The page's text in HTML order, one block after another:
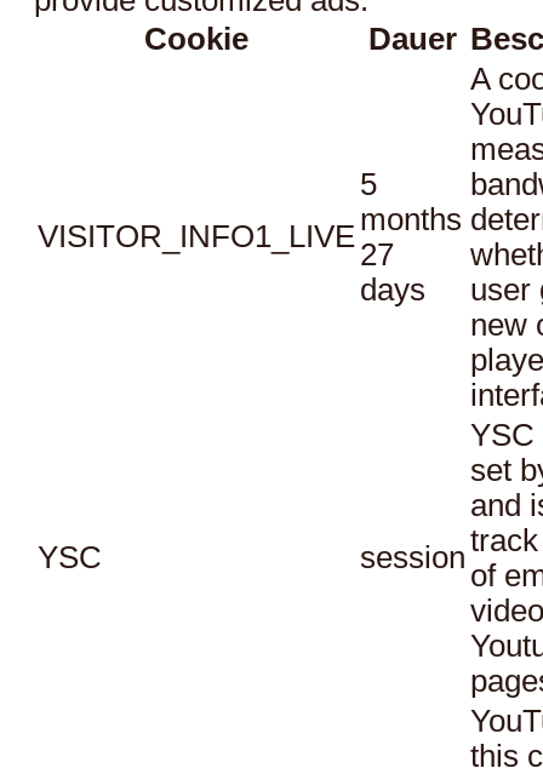
Cookie
Dauer
VISITOR_INFO1_LIVE
5
months
27
days
A
user
new
YSC session
YSC
set
and
of
this